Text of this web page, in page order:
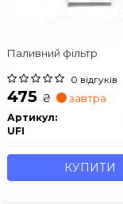
Паливний фільтр
0 відгуків
475 ₴ завтра
Артикул:
UFI
КУПИТИ